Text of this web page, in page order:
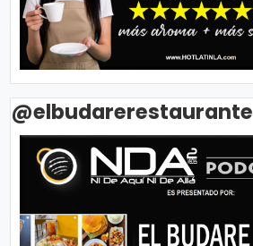
@elbudarerestaurante